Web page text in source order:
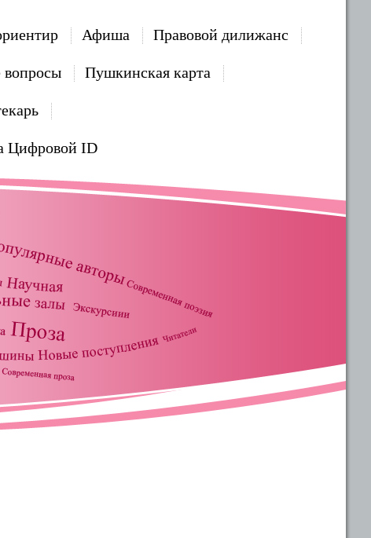
Афиша Правовой дилижанс
вопросы Пушкинская карта
Цифровой ID